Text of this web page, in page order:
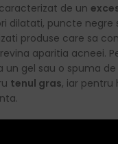
de un
dilatati, puncte negre
produse care sa
aparitia acneei.
un gel sau o spuma
tenul gras, iar pentru